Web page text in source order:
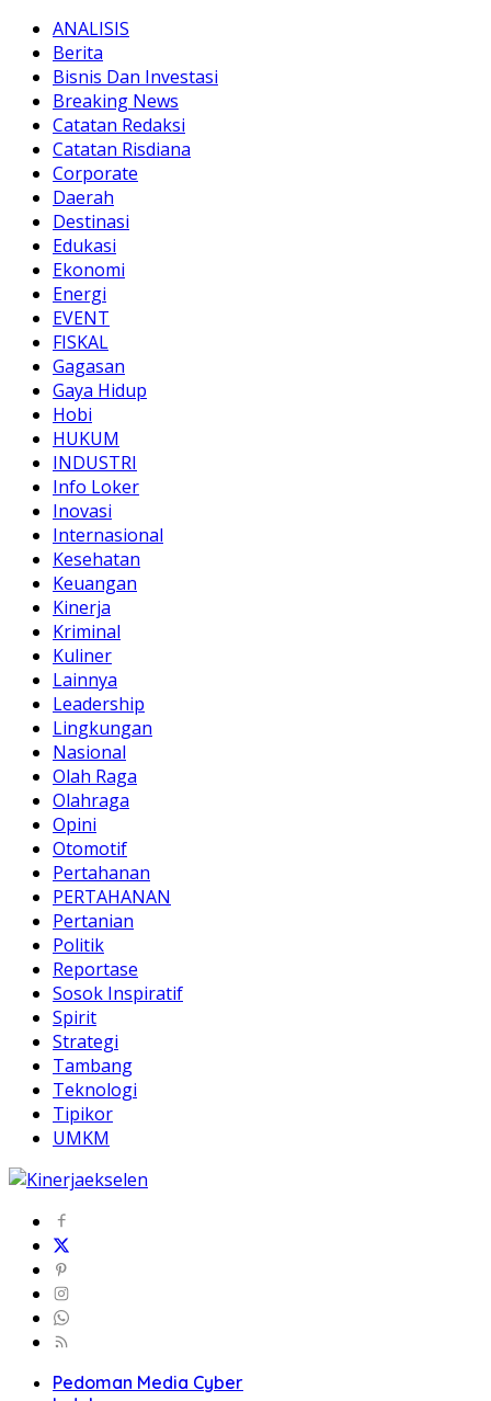
ANALISIS
Berita
Bisnis Dan Investasi
Breaking News
Catatan Redaksi
Catatan Risdiana
Corporate
Daerah
Destinasi
Edukasi
Ekonomi
Energi
EVENT
FISKAL
Gagasan
Gaya Hidup
Hobi
HUKUM
INDUSTRI
Info Loker
Inovasi
Internasional
Kesehatan
Keuangan
Kinerja
Kriminal
Kuliner
Lainnya
Leadership
Lingkungan
Nasional
Olah Raga
Olahraga
Opini
Otomotif
Pertahanan
PERTAHANAN
Pertanian
Politik
Reportase
Sosok Inspiratif
Spirit
Strategi
Tambang
Teknologi
Tipikor
UMKM
Pedoman Media Cyber